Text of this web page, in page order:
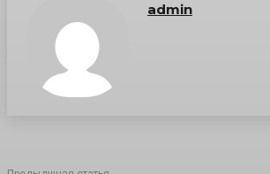
admin